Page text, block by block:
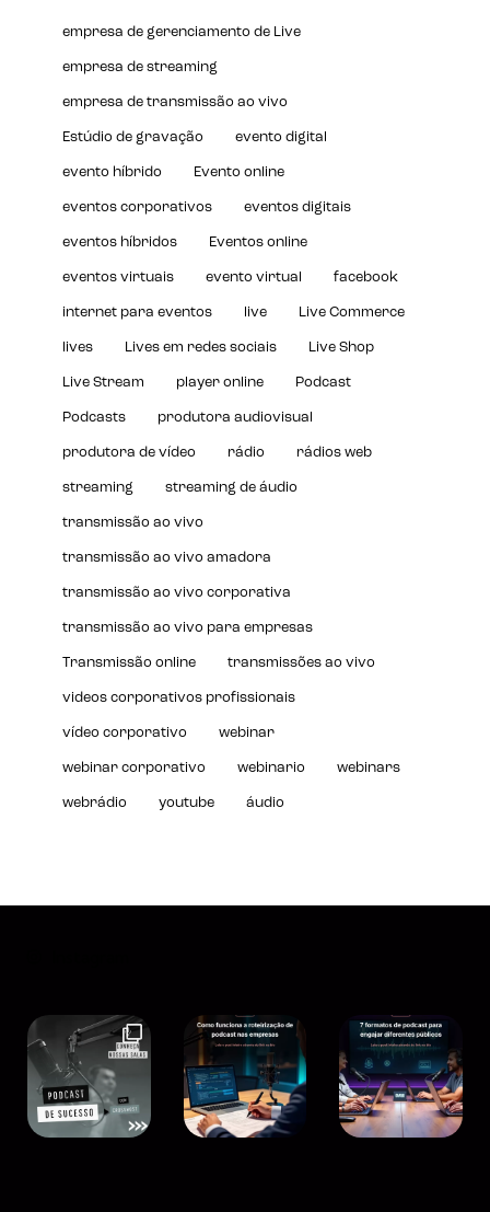
empresa de gerenciamento de Live
empresa de streaming
empresa de transmissão ao vivo
Estúdio de gravação evento digital
evento híbrido Evento online
eventos corporativos eventos digitais
eventos híbridos Eventos online
eventos virtuais evento virtual facebook
internet para eventos live Live Commerce
lives Lives em redes sociais Live Shop
Live Stream player online Podcast
Podcasts produtora audiovisual
produtora de vídeo rádio rádios web
streaming streaming de áudio
transmissão ao vivo
transmissão ao vivo amadora
transmissão ao vivo corporativa
transmissão ao vivo para empresas
Transmissão online transmissões ao vivo
videos corporativos profissionais
vídeo corporativo webinar
webinar corporativo webinario webinars
webrádio youtube áudio